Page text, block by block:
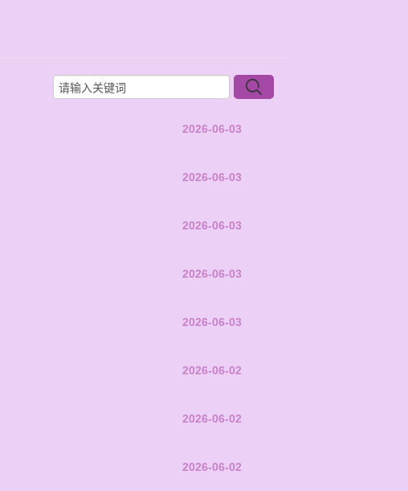
2026-06-03
2026-06-03
2026-06-03
2026-06-03
2026-06-03
2026-06-02
2026-06-02
2026-06-02